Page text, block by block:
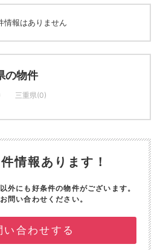
情報はありません
の物件
三重県(0)
情報あります！
外にも好条件の物件がございます。
問い合わせください。
い合わせする